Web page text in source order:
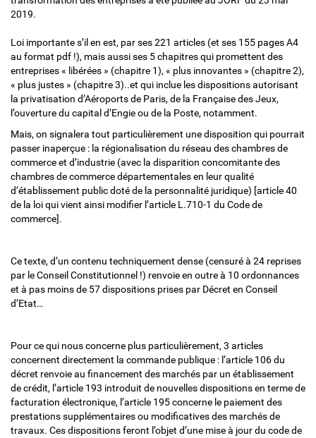
2019.
Loi importante s’il en est, par ses 221 articles (et ses 155 pages A4
au format pdf !), mais aussi ses 5 chapitres qui promettent des
entreprises « libérées » (chapitre 1), « plus innovantes » (chapitre 2),
« plus justes » (chapitre 3)..et qui inclue les dispositions autorisant
la privatisation d’Aéroports de Paris, de la Française des Jeux,
l’ouverture du capital d’Engie ou de la Poste, notamment.
Mais, on signalera tout particulièrement une disposition qui pourrait
passer inaperçue : la régionalisation du réseau des chambres de
commerce et d’industrie (avec la disparition concomitante des
chambres de commerce départementales en leur qualité
d’établissement public doté de la personnalité juridique) [article 40
de la loi qui vient ainsi modifier l’article L.710-1 du Code de
commerce].
Ce texte, d’un contenu techniquement dense (censuré à 24 reprises
par le Conseil Constitutionnel !) renvoie en outre à 10 ordonnances
et à pas moins de 57 dispositions prises par Décret en Conseil
d’Etat…
Pour ce qui nous concerne plus particulièrement, 3 articles
concernent directement la commande publique : l’article 106 du
décret renvoie au financement des marchés par un établissement
de crédit, l’article 193 introduit de nouvelles dispositions en terme de
facturation électronique, l’article 195 concerne le paiement des
prestations supplémentaires ou modificatives des marchés de
travaux. Ces dispositions feront l’objet d’une mise à jour du code de